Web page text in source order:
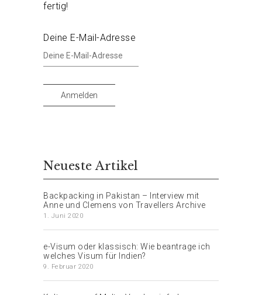
fertig!
Deine E-Mail-Adresse
Anmelden
Neueste Artikel
Backpacking in Pakistan – Interview mit
Anne und Clemens von Travellers Archive
1. Juni 2020
e-Visum oder klassisch: Wie beantrage ich
welches Visum für Indien?
9. Februar 2020